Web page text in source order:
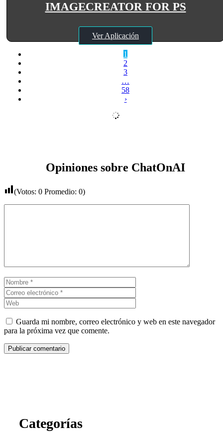
IMAGECREATOR FOR PS
Ver Aplicación
1
2
3
…
58
›
Opiniones sobre ChatOnAI
(Votos: 0 Promedio: 0)
Nombre
electrónico
Guarda mi nombre, correo electrónico y web en este navegador
para la próxima vez que comente.
Categorías